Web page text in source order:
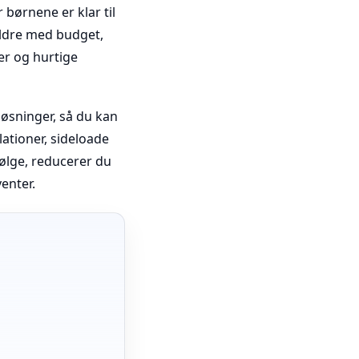
børnene er klar til
med budget,
og hurtige
så du kan
sideloade
reducerer du